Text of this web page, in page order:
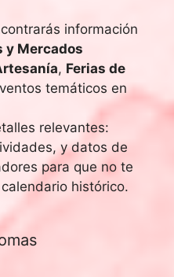
información
y Mercados
, Ferias de
temáticos en
relevantes:
y datos de
para que no te
histórico.